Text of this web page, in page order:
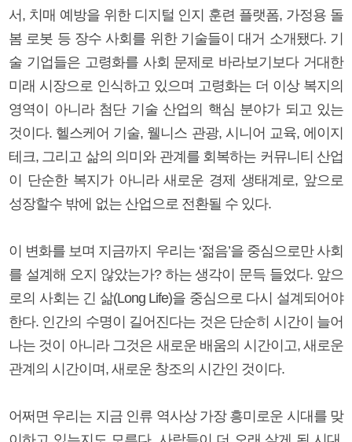
서, 치매 예방을 위한 디지털 인지 훈련 플랫폼, 가정용 돌
봄 로봇 등 장수 사회를 위한 기술들이 대거 소개됐다. 기
술 기업들은 고령화를 사회 문제로 바라보기보다 거대한
미래 시장으로 인식하고 있으며 고령화는 더 이상 복지의
영역이 아니라 첨단 기술 산업의 핵심 분야가 되고 있는
것이다. 헬스케어 기술, 웰니스 관광, 시니어 교육, 에이지
테크, 그리고 삶의 의미와 관계를 회복하는 커뮤니티 산업
이 단순한 복지가 아니라 새로운 경제 생태계로, 앞으로
성장할수 밖에 없는 산업으로 전환될 수 있다.
이 변화를 보며 지금까지 우리는 ‘젊음’을 중심으로만 사회
를 설계해 오지 않았는가? 하는 생각이 문득 들었다. 앞으
로의 사회는 긴 삶(Long Life)을 중심으로 다시 설계되어야
한다. 인간의 수명이 길어진다는 것은 단순히 시간이 늘어
나는 것이 아니라 그것은 새로운 배움의 시간이고, 새로운
관계의 시간이며, 새로운 창조의 시간인 것이다.
어쩌면 우리는 지금 인류 역사상 가장 흥미로운 시대를 맞